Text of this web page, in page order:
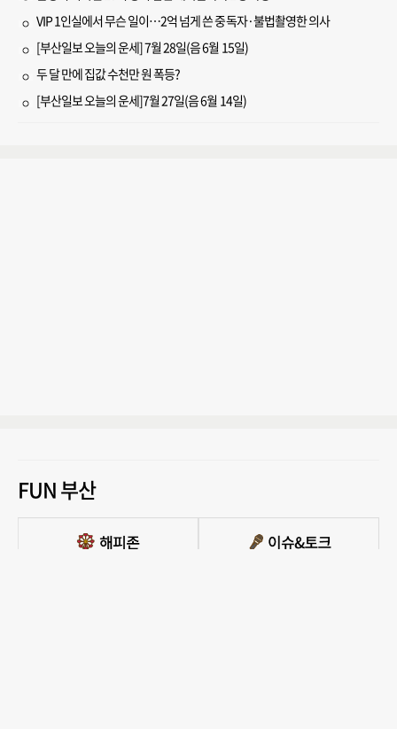
VIP 1인실에서 무슨 일이…2억 넘게 쓴 중독자·불법촬영한 의사
[부산일보 오늘의 운세] 7월 28일(음 6월 15일)
두 달 만에 집값 수천만 원 폭등?
[부산일보 오늘의 운세]7월 27일(음 6월 14일)
FUN 부산